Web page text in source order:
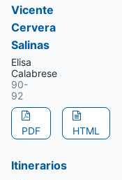
Vicente
Cervera
Salinas
Elisa
Calabrese
90-
92
PDF HTML
Itinerarios